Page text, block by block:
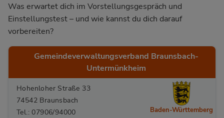
Was erwartet dich im Vorstellungsgespräch und
Einstellungstest – und wie kannst du dich darauf
vorbereiten?
Gemeindeverwaltungsverband Braunsbach-
Untermünkheim
Hohenloher Straße 33
74542 Braunsbach
Tel.: 07906/94000
Baden-Württemberg